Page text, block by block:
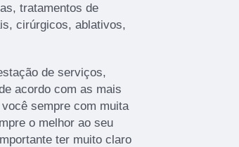
tratamentos de
cirúrgicos, ablativos,
de serviços,
acordo com as mais
sempre com muita
o melhor ao seu
ter muito claro